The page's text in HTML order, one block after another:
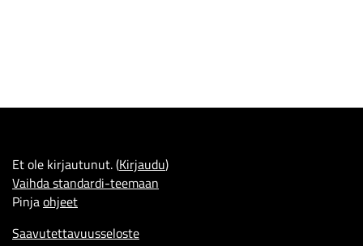
Et ole kirjautunut. (Kirjaudu)
Vaihda standardi-teemaan
Pinjaohjeet
Saavutettavuusseloste